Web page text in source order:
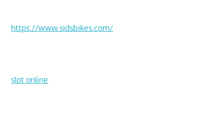
https://www.sidsbikes.com/
slot online